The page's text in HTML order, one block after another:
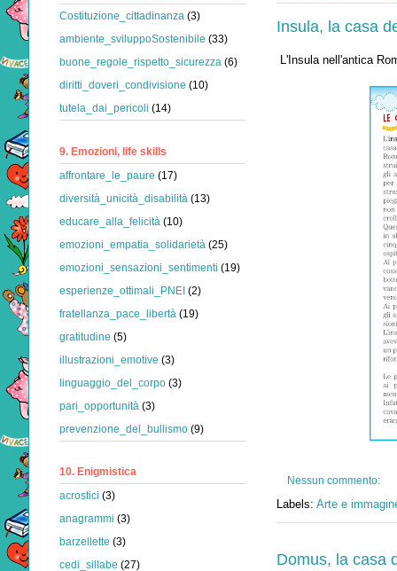
Insula, la casa
L'Insula nell'antica
Nessun commento:
Labels: Arte e
Domus, la casa
Costituzione_cittadinanza (3)
ambiente_sviluppoSostenibile (33)
buone_regole_rispetto_sicurezza (6)
diritti_doveri_condivisione (10)
tutela_dai_pericoli (14)
9. Emozioni, life skills
affrontare_le_paure (17)
diversità_unicità_disabilità (13)
educare_alla_felicità (10)
emozioni_empatia_solidarietà (25)
emozioni_sensazioni_sentimenti (19)
esperienze_ottimali_PNEI (2)
fratellanza_pace_libertà (19)
gratitudine (5)
illustrazioni_emotive (3)
linguaggio_del_corpo (3)
pari_opportunità (3)
prevenzione_del_bullismo (9)
10. Enigmistica
acrostici (3)
anagrammi (3)
barzellette (3)
cedi_sillabe (27)